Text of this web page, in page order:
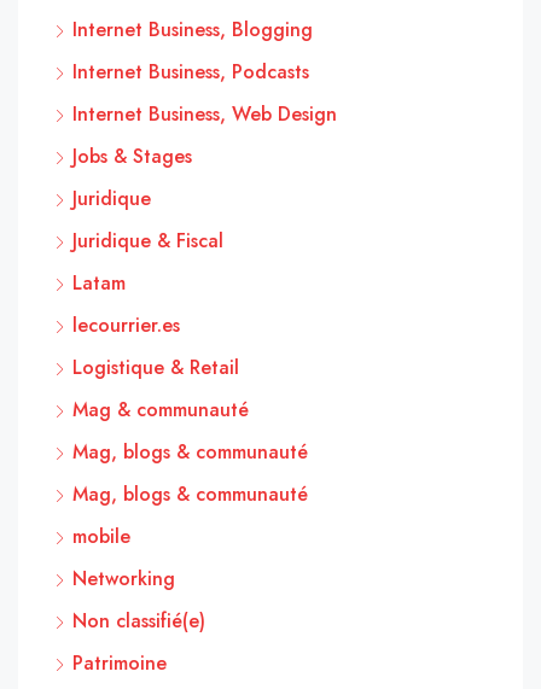
Internet Business, Blogging
Internet Business, Podcasts
Internet Business, Web Design
Jobs & Stages
Juridique
Juridique & Fiscal
Latam
lecourrier.es
Logistique & Retail
Mag & communauté
Mag, blogs & communauté
Mag, blogs & communauté
mobile
Networking
Non classifié(e)
Patrimoine